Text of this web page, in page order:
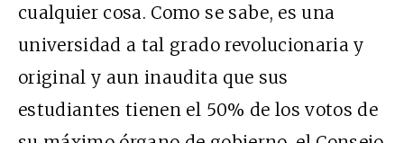
cualquier cosa. Como se sabe, es una
universidad a tal grado revolucionaria y
original y aun inaudita que sus
estudiantes tienen el 50% de los votos de